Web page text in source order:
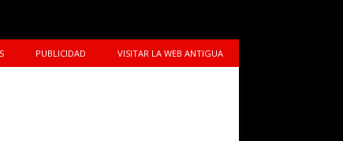
PUBLICIDAD VISITAR LA WEB ANTIGUA